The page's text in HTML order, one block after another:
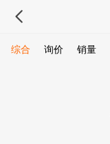
综合 询价 销量